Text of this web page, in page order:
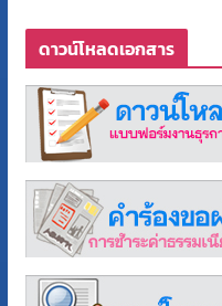
ดาวน์โหลดเอกสาร